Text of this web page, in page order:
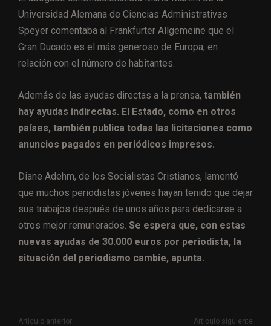
Universidad Alemana de Ciencias Administrativas
Speyer comentaba al Frankfurter Allgemeine que el
Gran Ducado es el más generoso de Europa, en
relación con el número de habitantes.
Además de las ayudas directas a la prensa, también
hay ayudas indirectas. El Estado, como en otros
países, también publica todas las licitaciones como
anuncios pagados en periódicos impresos.
Diane Adehm, de los Socialistas Cristianos, lamentó
que muchos periodistas jóvenes hayan tenido que dejar
sus trabajos después de unos años para dedicarse a
otros mejor remunerados. Se espera que, con estas
nuevas ayudas de 30.000 euros por periodista, la
situación del periodismo cambie, apunta.
Artículo anterior Artículo siguiente